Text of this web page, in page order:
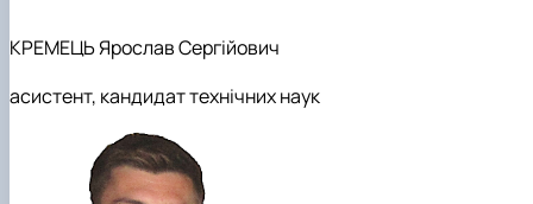
КРЕМЕЦЬ ЯрославСергійович
асистент, кандидат технічних наук